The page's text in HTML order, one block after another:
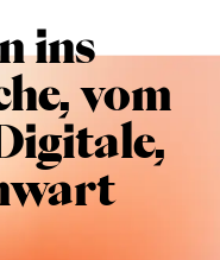
ins
vom